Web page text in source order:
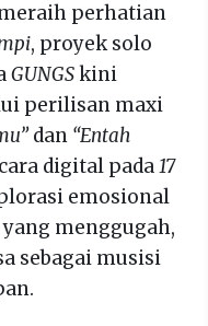
perhatian
, proyek solo
GUNGSkini
perilisan maxi
dan “Entah
digital pada17
emosional
menggugah,
sebagai musisi